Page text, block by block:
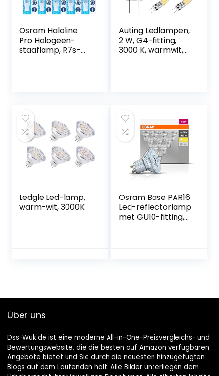
Osram Haloline
Pro Halogeen-
staaflamp, R7s-
Auting Ledlampen,
2 W, G4-fitting,
3000 K, warmwit,
geen flikkeren, niet
dimbaar,
spaarlamp,
verpakking van 10
stuks
Ledgle Led-lamp,
warm-wit, 3000K
Osram Base PAR16
Led-reflectorlamp
met GU10-fitting,
Über uns
Dss-Wuk.de ist eine moderne All-in-One-Preisvergleichs- und
Bewertungswebsite, die die besten auf Amazon verfügbaren
Angebote bietet und Sie durch die neuesten hinzugefügten
Blogs auf dem Laufenden hält. Alle Bilder unterliegen dem